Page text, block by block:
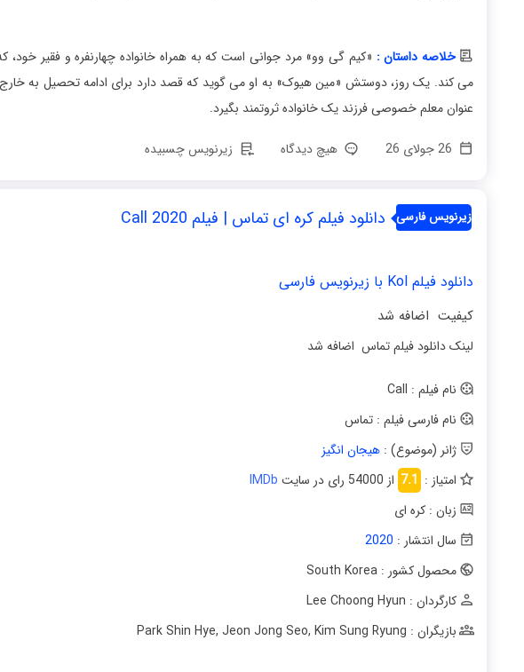
خلاصه داستان : «کیم گی وو» مرد جوانی است که به همراه خانواده چهارنفره و فقیر
می کند. یک روز، دوستش «مین هیوک» به او می گوید که قصد دارد برای ادامه تحصیل به خارج
عنوان معلم خصوصی فرزند یک خانواده ثروتمند بگیرد.
هیچ دیدگاه زیرنویس چسبیده
زیرنویس فارسی دانلود فیلم کره ای تماس | فیلم Call 2020
دانلود فیلم Kol با زیرنویس فارسی
کیفیت اضافه شد
لینک دانلود فیلم تماس اضافه شد
نام فیلم : Call
نام فارسی فیلم : تماس
ژانر (موضوع) : هیجان انگیز
امتیاز : 7.1 از 54000 رای در سایت
IMDb
زبان : کره ای
سال انتشار : 2020
محصول کشور : South Korea
کارگردان : Lee Choong Hyun
بازیگران : Park Shin Hye
, Jeon Jong Seo, Kim Sung Ryung